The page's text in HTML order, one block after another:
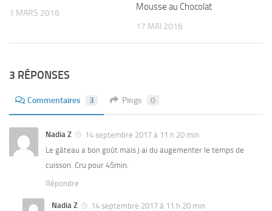
1 MARS 2016
Mousse au Chocolat
17 MAI 2016
3 RÉPONSES
Commentaires 3 Pings 0
Nadia Z
14 septembre 2017 à 11 h 20 min
Le gâteau a bon goût mais j ai du augementer le temps de
cuisson. Cru pour 45min.
Répondre
Nadia Z
14 septembre 2017 à 11 h 20 min